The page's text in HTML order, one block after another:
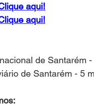
aqui!
aqui!
de Santarém
de Santarém - 5